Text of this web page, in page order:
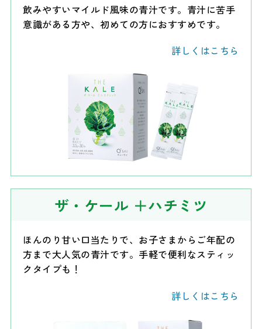
飲みやすいマイルド風味の青汁です。青汁に苦手
意識がある方や、初めての方におすすめです。
詳しくはこちら
ザ・ケール ＋ハチミツ
ほんのり甘い口当たりで、お子さまからご年配の
方まで大人気の青汁です。手軽で便利なスティッ
クタイプも！
詳しくはこちら